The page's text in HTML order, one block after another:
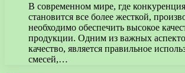
В современном мире, где
становится все более жесткой,
необходимо обеспечить высокое
продукции. Одним из важных
качество, является правильное
смесей,…